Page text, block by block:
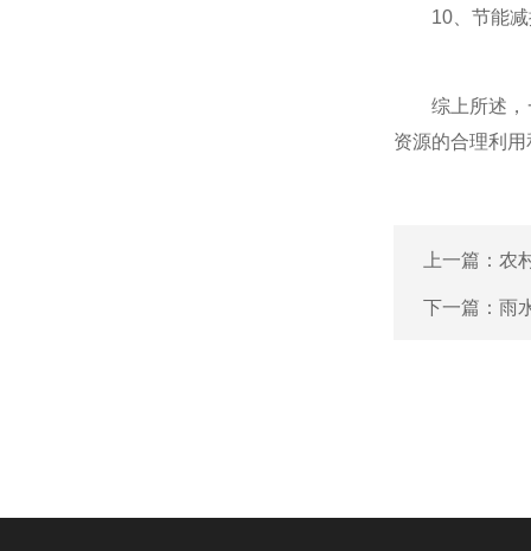
10、节能减排
综上所述，一
资源的合理利
上一篇： 农
下一篇： 雨